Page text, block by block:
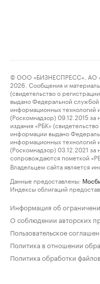
© ООО «БИЗНЕСПРЕСС», АО
2026. Сообщения и
(свидетельство о
выдано Федеральной
информационных технологий
(Роскомнадзор) 09.12.2015
издания «РБК»
информации выдано
информационных технологий
(Роскомнадзор) 03.12.2021
сопровождаются пометкой
Владельцем сайта является
Данные предоставлены:
Индексы облигаций
Информация об
О соблюдении авторских
Пользовательское
Политика в отношении
Политика обработки